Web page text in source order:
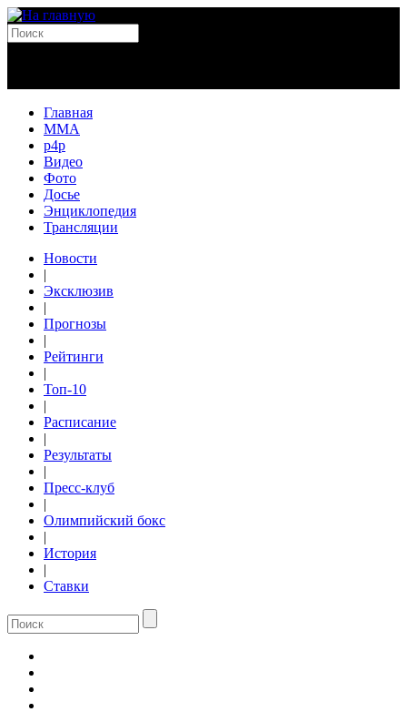
Главная
MMA
p4p
Видео
Фото
Досье
Энциклопедия
Трансляции
Новости
|
Эксклюзив
|
Прогнозы
|
Рейтинги
|
Топ-10
|
Расписание
|
Результаты
|
Пресс-клуб
|
Олимпийский бокс
|
История
|
Ставки